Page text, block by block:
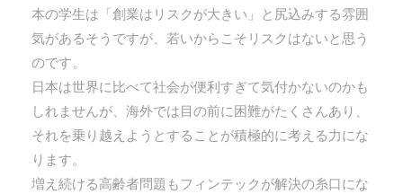
本の学生は「創業はリスクが大きい」と尻込みする雰囲
気があるそうですが、若いからこそリスクはないと思う
のです。
日本は世界に比べて社会が便利すぎて気付かないのかも
しれませんが、海外では目の前に困難がたくさんあり、
それを乗り越えようとすることが積極的に考える力にな
ります。
増え続ける高齢者問題もフィンテックが解決の糸口にな